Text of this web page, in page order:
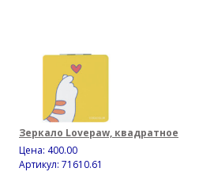
Зеркало Lovepaw, квадратное
Цена: 400.00
Артикул: 71610.61